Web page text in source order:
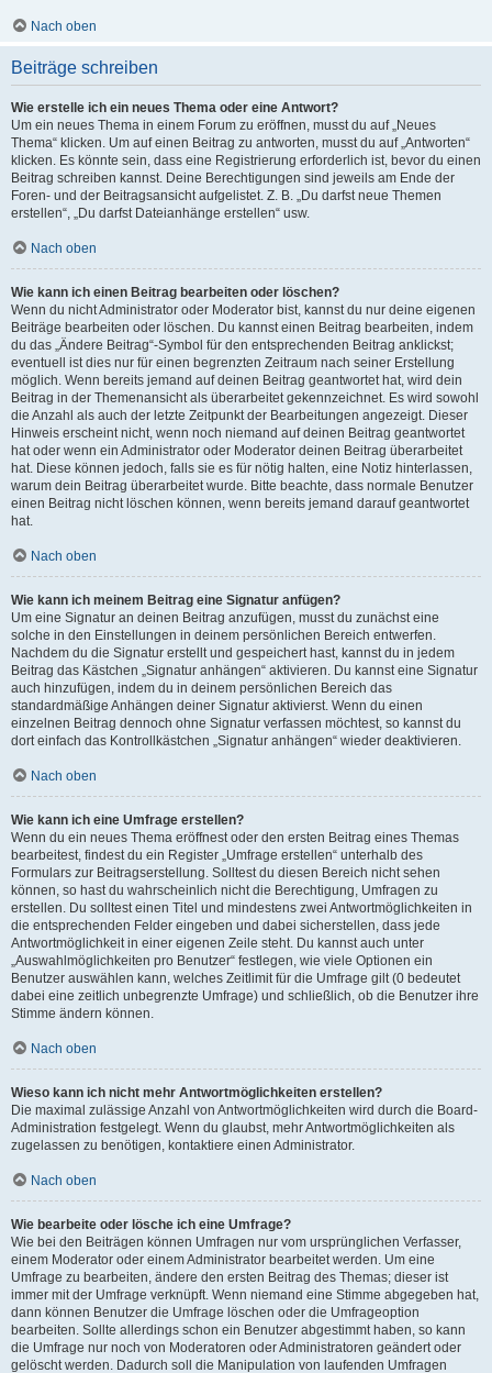
Nach oben
Beiträge schreiben
Wie erstelle ich ein neues Thema oder eine Antwort?
Um ein neues Thema in einem Forum zu eröffnen, musst du auf „Neues
Thema“ klicken. Um auf einen Beitrag zu antworten, musst du auf „Antworten“
klicken. Es könnte sein, dass eine Registrierung erforderlich ist, bevor du einen
Beitrag schreiben kannst. Deine Berechtigungen sind jeweils am Ende der
Foren- und der Beitragsansicht aufgelistet. Z. B. „Du darfst neue Themen
erstellen“, „Du darfst Dateianhänge erstellen“ usw.
Nach oben
Wie kann ich einen Beitrag bearbeiten oder löschen?
Wenn du nicht Administrator oder Moderator bist, kannst du nur deine eigenen
Beiträge bearbeiten oder löschen. Du kannst einen Beitrag bearbeiten, indem
du das „Ändere Beitrag“-Symbol für den entsprechenden Beitrag anklickst;
eventuell ist dies nur für einen begrenzten Zeitraum nach seiner Erstellung
möglich. Wenn bereits jemand auf deinen Beitrag geantwortet hat, wird dein
Beitrag in der Themenansicht als überarbeitet gekennzeichnet. Es wird sowohl
die Anzahl als auch der letzte Zeitpunkt der Bearbeitungen angezeigt. Dieser
Hinweis erscheint nicht, wenn noch niemand auf deinen Beitrag geantwortet
hat oder wenn ein Administrator oder Moderator deinen Beitrag überarbeitet
hat. Diese können jedoch, falls sie es für nötig halten, eine Notiz hinterlassen,
warum dein Beitrag überarbeitet wurde. Bitte beachte, dass normale Benutzer
einen Beitrag nicht löschen können, wenn bereits jemand darauf geantwortet
hat.
Nach oben
Wie kann ich meinem Beitrag eine Signatur anfügen?
Um eine Signatur an deinen Beitrag anzufügen, musst du zunächst eine
solche in den Einstellungen in deinem persönlichen Bereich entwerfen.
Nachdem du die Signatur erstellt und gespeichert hast, kannst du in jedem
Beitrag das Kästchen „Signatur anhängen“ aktivieren. Du kannst eine Signatur
auch hinzufügen, indem du in deinem persönlichen Bereich das
standardmäßige Anhängen deiner Signatur aktivierst. Wenn du einen
einzelnen Beitrag dennoch ohne Signatur verfassen möchtest, so kannst du
dort einfach das Kontrollkästchen „Signatur anhängen“ wieder deaktivieren.
Nach oben
Wie kann ich eine Umfrage erstellen?
Wenn du ein neues Thema eröffnest oder den ersten Beitrag eines Themas
bearbeitest, findest du ein Register „Umfrage erstellen“ unterhalb des
Formulars zur Beitragserstellung. Solltest du diesen Bereich nicht sehen
können, so hast du wahrscheinlich nicht die Berechtigung, Umfragen zu
erstellen. Du solltest einen Titel und mindestens zwei Antwortmöglichkeiten in
die entsprechenden Felder eingeben und dabei sicherstellen, dass jede
Antwortmöglichkeit in einer eigenen Zeile steht. Du kannst auch unter
„Auswahlmöglichkeiten pro Benutzer“ festlegen, wie viele Optionen ein
Benutzer auswählen kann, welches Zeitlimit für die Umfrage gilt (0 bedeutet
dabei eine zeitlich unbegrenzte Umfrage) und schließlich, ob die Benutzer ihre
Stimme ändern können.
Nach oben
Wieso kann ich nicht mehr Antwortmöglichkeiten erstellen?
Die maximal zulässige Anzahl von Antwortmöglichkeiten wird durch die Board-
Administration festgelegt. Wenn du glaubst, mehr Antwortmöglichkeiten als
zugelassen zu benötigen, kontaktiere einen Administrator.
Nach oben
Wie bearbeite oder lösche ich eine Umfrage?
Wie bei den Beiträgen können Umfragen nur vom ursprünglichen Verfasser,
einem Moderator oder einem Administrator bearbeitet werden. Um eine
Umfrage zu bearbeiten, ändere den ersten Beitrag des Themas; dieser ist
immer mit der Umfrage verknüpft. Wenn niemand eine Stimme abgegeben hat,
dann können Benutzer die Umfrage löschen oder die Umfrageoption
bearbeiten. Sollte allerdings schon ein Benutzer abgestimmt haben, so kann
die Umfrage nur noch von Moderatoren oder Administratoren geändert oder
gelöscht werden. Dadurch soll die Manipulation von laufenden Umfragen